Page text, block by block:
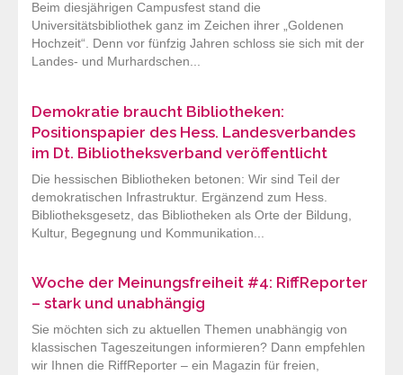
Beim diesjährigen Campusfest stand die
Universitätsbibliothek ganz im Zeichen ihrer „Goldenen
Hochzeit“. Denn vor fünfzig Jahren schloss sie sich mit der
Landes- und Murhardschen...
Demokratie braucht Bibliotheken:
Positionspapier des Hess. Landesverbandes
im Dt. Bibliotheksverband veröffentlicht
Die hessischen Bibliotheken betonen: Wir sind Teil der
demokratischen Infrastruktur. Ergänzend zum Hess.
Bibliotheksgesetz, das Bibliotheken als Orte der Bildung,
Kultur, Begegnung und Kommunikation...
Woche der Meinungsfreiheit #4: RiffReporter
– stark und unabhängig
Sie möchten sich zu aktuellen Themen unabhängig von
klassischen Tageszeitungen informieren? Dann empfehlen
wir Ihnen die RiffReporter – ein Magazin für freien,